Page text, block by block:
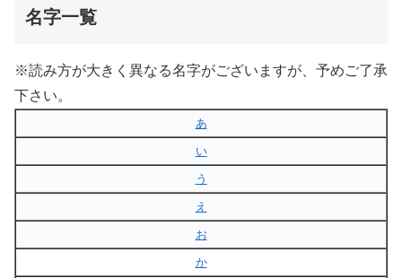
名字一覧
※読み方が大きく異なる名字がございますが、予めご了承
下さい。
あ
い
う
え
お
か